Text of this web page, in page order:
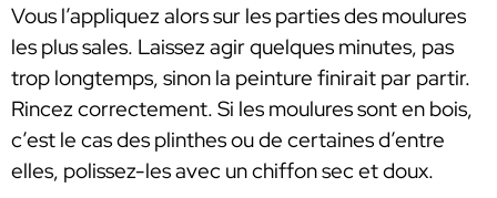
Vous l’appliquez alors sur les parties des moulures
les plus sales. Laissez agir quelques minutes, pas
trop longtemps, sinon la peinture finirait par partir.
Rincez correctement. Si les moulures sont en bois,
c’est le cas des plinthes ou de certaines d’entre
elles, polissez-les avec un chiffon sec et doux.